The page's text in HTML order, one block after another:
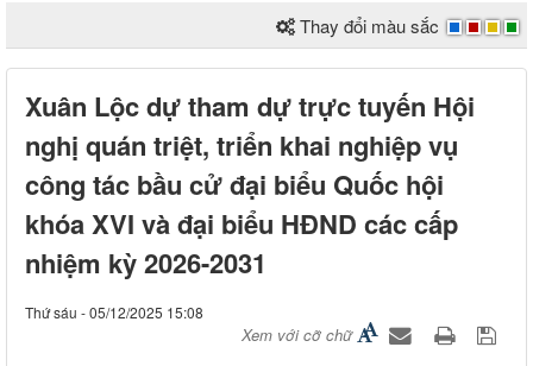
Thay đổi màu sắc
Xuân Lộc dự tham dự trực tuyến Hội
nghị quán triệt, triển khai nghiệp vụ
công tác bầu cử đại biểu Quốc hội
khóa XVI và đại biểu HĐND các cấp
nhiệm kỳ 2026-2031
Thứ sáu - 05/12/2025 15:08
Xem với cỡ chữ